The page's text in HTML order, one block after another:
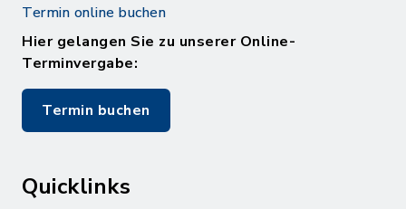
Termin online buchen
Hier gelangen Sie zu unserer Online-
Terminvergabe:
Termin buchen
Quicklinks